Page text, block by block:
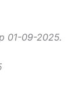
01-09-2025.